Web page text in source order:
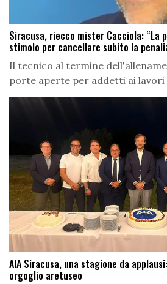
Siracusa, riecco mister Cacciola: “La
stimolo per cancellare subito la
Il tecnico al termine
porte aperte per addetti ai lavori
AIA Siracusa, una stagione da
orgoglio aretuseo